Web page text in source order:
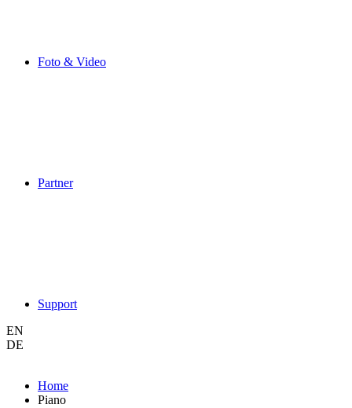
Foto & Video
Partner
Support
EN
DE
Home
Piano